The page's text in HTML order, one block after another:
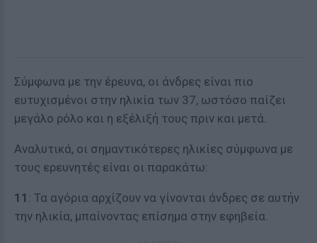
Σύμφωνα με την έρευνα, οι άνδρες είναι πιο
ευτυχισμένοι στην ηλικία των 37, ωστόσο παίζει
μεγάλο ρόλο και η εξέλιξή τους πριν και μετά.
Αναλυτικά, οι σημαντικότερες ηλικίες σύμφωνα με
τους ερευνητές είναι οι παρακάτω:
11 : Τα αγόρια αρχίζουν να γίνονται άνδρες σε αυτήν
την ηλικία, μπαίνοντας επίσημα στην εφηβεία.